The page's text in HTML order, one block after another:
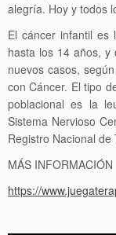
alegría. Hoy y todos
El cáncer infantil es
hasta los 14 años, y
nuevos casos,
con Cáncer. El tipo
poblacional es la
Sistema Nervioso
Registro Nacional
MÁS INFORMACIÓN
https://